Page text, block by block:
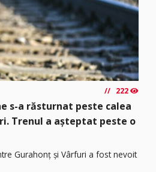
222
s-a răsturnat peste calea
Trenul a așteptat peste o
Gurahonț și Vârfuri a fost nevoit